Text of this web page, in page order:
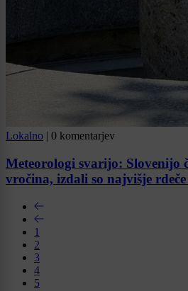
Lokalno | 0 komentarjev
Meteorologi svarijo: Slovenijo
vročina, izdali so najvišje
1
2
3
4
5